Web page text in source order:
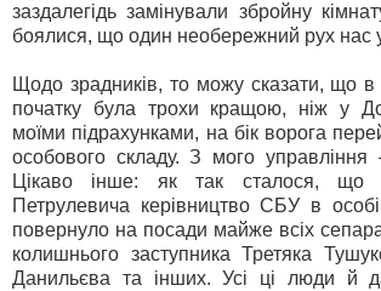
заздалегідь замінували збройну
боялися, що один необережний рух нас
Щодо зрадників, то можу сказати, що в
початку була трохи кращою, ніж у
моїми підрахунками, на бік ворога
особового складу. З мого
Цікаво інше: як так сталося, що
Петрулевича керівництво СБУ в
повернуло на посади майже всіх
колишнього заступника Третяка
Данильєва та інших. Усі ці люди й